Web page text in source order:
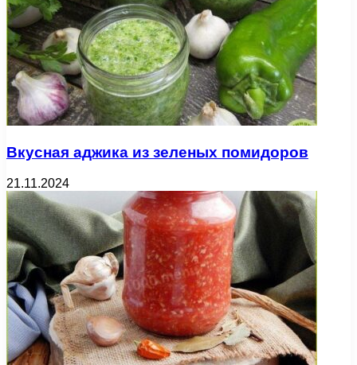
Вкусная аджика из зеленых помидоров
21.11.2024